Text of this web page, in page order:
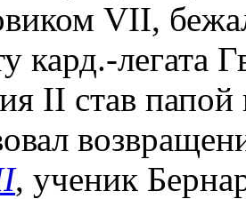
VII,
кард.-легата
II став
, ученик